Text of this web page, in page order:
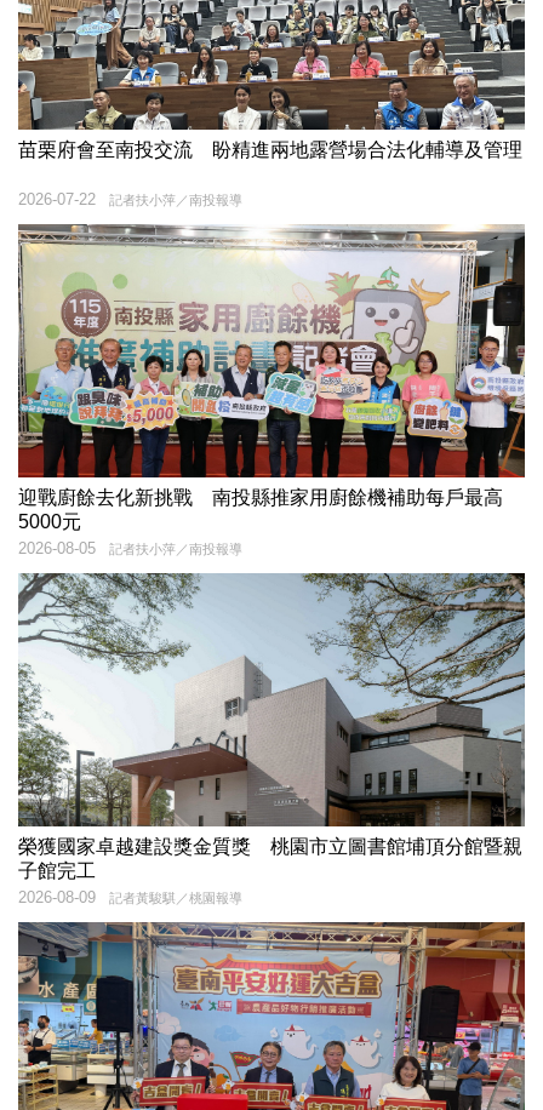
苗栗府會至南投交流 盼精進兩地露營場合法化輔導及管理
記者扶小萍／南投報導
2026-07-22
迎戰廚餘去化新挑戰 南投縣推家用廚餘機補助每戶最高
5000元
記者扶小萍／南投報導
2026-08-05
榮獲國家卓越建設獎金質獎 桃園市立圖書館埔頂分館暨親
子館完工
記者黃駿騏／桃園報導
2026-08-09